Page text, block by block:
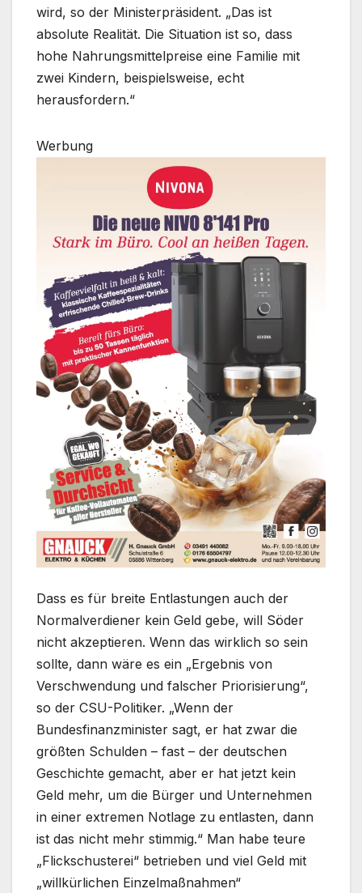
wird, so der Ministerpräsident. „Das ist
absolute Realität. Die Situation ist so, dass
hohe Nahrungsmittelpreise eine Familie mit
zwei Kindern, beispielsweise, echt
herausfordern.“
Werbung
Dass es für breite Entlastungen auch der
Normalverdiener kein Geld gebe, will Söder
nicht akzeptieren. Wenn das wirklich so sein
sollte, dann wäre es ein „Ergebnis von
Verschwendung und falscher Priorisierung“,
so der CSU-Politiker. „Wenn der
Bundesfinanzminister sagt, er hat zwar die
größten Schulden – fast – der deutschen
Geschichte gemacht, aber er hat jetzt kein
Geld mehr, um die Bürger und Unternehmen
in einer extremen Notlage zu entlasten, dann
ist das nicht mehr stimmig.“ Man habe teure
„Flickschusterei“ betrieben und viel Geld mit
„willkürlichen Einzelmaßnahmen“